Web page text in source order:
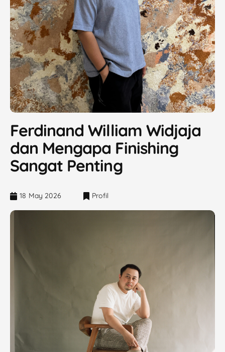
Ferdinand William Widjaja
dan Mengapa Finishing
Sangat Penting
18 May 2026 Profil